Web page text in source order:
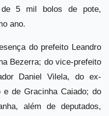
5 mil bolos de pote,
ano.
do prefeito Leandro
Bezerra; do vice-prefeito
Daniel Vilela, do ex-
e de Gracinha Caiado; do
além de deputados,